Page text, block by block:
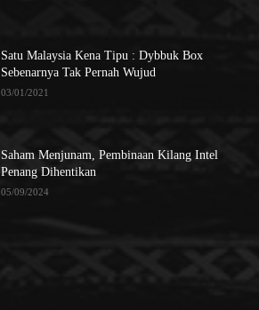
Satu Malaysia Kena Tipu : Dybbuk Box
Sebenarnya Tak Pernah Wujud
03/01/2021
Saham Menjunam, Pembinaan Kilang Intel
Penang Dihentikan
05/09/2024